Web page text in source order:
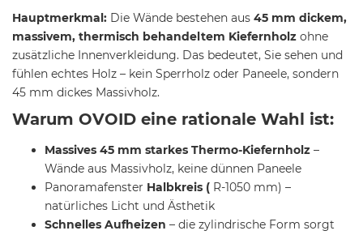
Hauptmerkmal: Die Wände bestehen aus 45 mm dickem,
massivem, thermisch behandeltem Kiefernholz ohne
zusätzliche Innenverkleidung. Das bedeutet, Sie sehen und
fühlen echtes Holz – kein Sperrholz oder Paneele, sondern
45 mm dickes Massivholz.
Warum OVOID eine rationale Wahl ist:
Massives 45 mm starkes Thermo-Kiefernholz –
Wände aus Massivholz, keine dünnen Paneele
Panoramafenster Halbkreis ( R-1050 mm) –
natürliches Licht und Ästhetik
Schnelles Aufheizen – die zylindrische Form sorgt